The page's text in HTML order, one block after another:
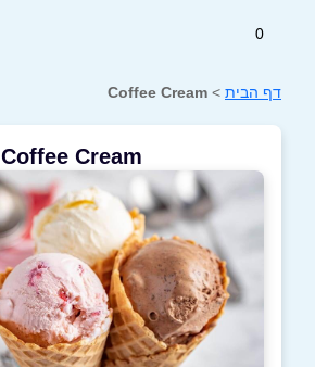
0
דף הבית >
Coffee Cream
Coffee Cream